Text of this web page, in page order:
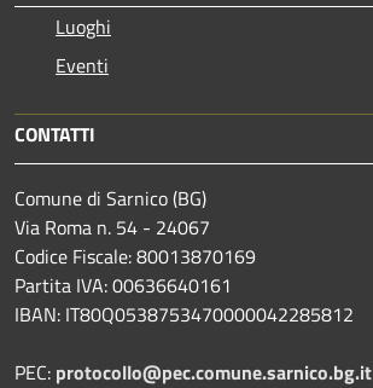
Luoghi
Eventi
CONTATTI
Comune di Sarnico (BG)
Via Roma n. 54 - 24067
Codice Fiscale: 80013870169
Partita IVA: 00636640161
IBAN: IT80Q0538753470000042285812
PEC: protocollo@pec.comune.sarnico.bg.it